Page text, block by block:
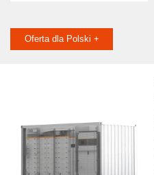
Oferta dla Polski +